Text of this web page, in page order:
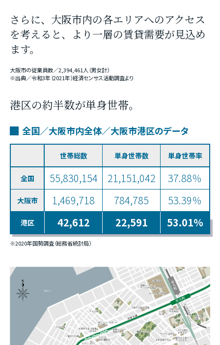
さらに、大阪市内の各エリアへのアクセス
を考えると、より一層の賃貸需要が見込め
ます。
大阪市の従業員数／2,394,461人（男女計）
※出典／令和3年（2021年）経済センサス活動調査より
港区の約半数が単身世帯。
全国／大阪市内全体／大阪市港区のデータ
世帯総数 単身世帯数 単身世帯率
全国 55,830,154 21,151,042 37.88％
大阪市 1,469,718 784,785 53.39％
港区 42,612 22,591 53.01％
※2020年国勢調査（総務省統計局）